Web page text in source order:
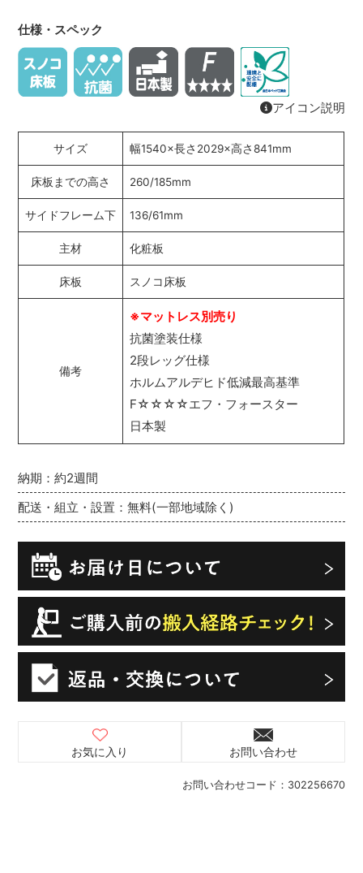
お問い合わせコード： 302256670
納期：約2週間
配送・組立・設置：無料(一部地域除く)
お気に入り お問い合わせ
仕様・スペック
アイコン説明
サイズ 幅1540×長さ2029×高さ841mm
床板までの高さ 260/185mm
サイドフレーム下 136/61mm
主材 化粧板
床板 スノコ床板
備考
※マットレス別売り
抗菌塗装仕様
2段レッグ仕様
ホルムアルデヒド低減最高基準
F☆☆☆☆エフ・フォースター
日本製